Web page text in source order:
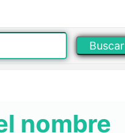
Buscar
nombre